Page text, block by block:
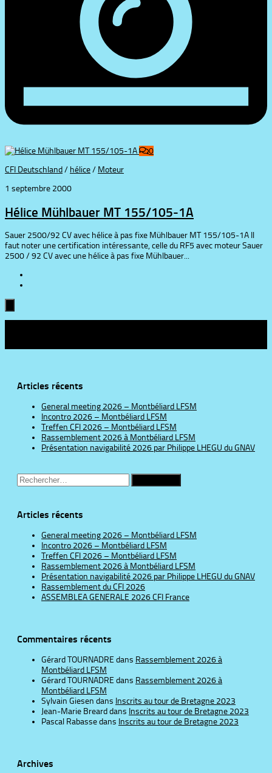
0
CFI Deutschland/ hélice/ Moteur
1 septembre 2000
Hélice Mühlbauer MT 155/105-1A
Sauer 2500/92 CV avec hélice à pas fixe Mühlbauer MT 155/105-1A Il
faut noter une certification intéressante, celle du RF5 avec moteur Sauer
2500 / 92 CV avec une hélice à pas fixe Mühlbauer...
Articles récents
General meeting 2026 – Montbéliard LFSM
Incontro 2026 – Montbéliard LFSM
Treffen CFI 2026 – Montbéliard LFSM
Rassemblement 2026 à Montbéliard LFSM
Présentation navigabilité 2026 par Philippe LHEGU du GNAV
Rechercher :
Articles récents
General meeting 2026 – Montbéliard LFSM
Incontro 2026 – Montbéliard LFSM
Treffen CFI 2026 – Montbéliard LFSM
Rassemblement 2026 à Montbéliard LFSM
Présentation navigabilité 2026 par Philippe LHEGU du GNAV
Rassemblement du CFI 2026
ASSEMBLEA GENERALE 2026 CFI France
Commentaires récents
Gérard TOURNADRE dans Rassemblement 2026 à
Montbéliard LFSM
Gérard TOURNADRE dans Rassemblement 2026 à
Montbéliard LFSM
Sylvain Giesen dans Inscrits au tour de Bretagne 2023
Jean-Marie Brearddans Inscrits au tour de Bretagne 2023
Pascal Rabassedans Inscrits au tour de Bretagne 2023
Archives